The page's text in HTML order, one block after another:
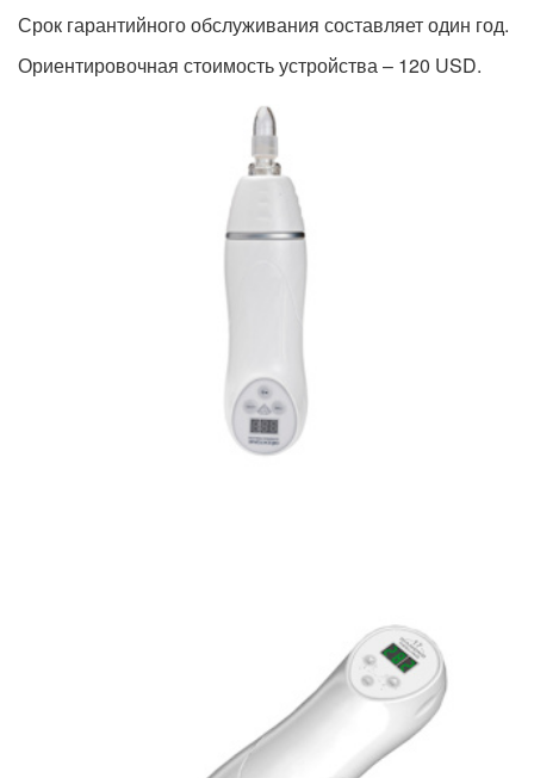
Срок гарантийного обслуживания составляет один год.
Ориентировочная стоимость устройства – 120 USD.